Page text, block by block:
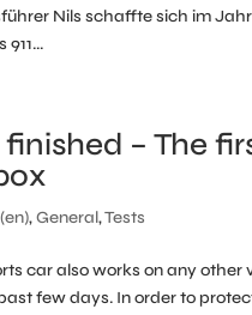
Nils schaffte sich im Jahr
– The
,General,Tests
car also works on any other
few days. In order to